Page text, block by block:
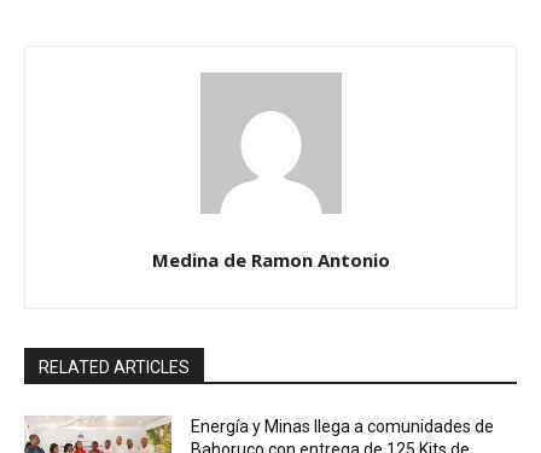
Medina de Ramon Antonio
RELATED ARTICLES
Energía y Minas llega a comunidades de